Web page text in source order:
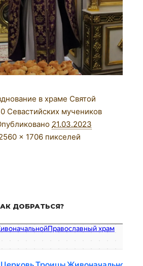
в храме Святой
Севастийских мучеников
21.03.2023
× 1706 пикселей
ДОБРАТЬСЯ?